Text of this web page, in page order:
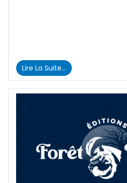
Lire La Suite…